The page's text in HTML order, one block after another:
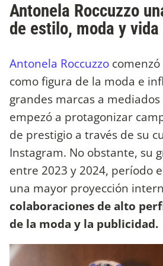
Antonela Roccuzzo
de estilo, moda y
Antonela Roccuzzo
como figura de la moda e
grandes marcas a
empezó a protagonizar
de prestigio a través de su
Instagram. No obstante, su
entre 2023 y 2024, período
una mayor proyección
colaboraciones de alto
de la moda y la publicidad.